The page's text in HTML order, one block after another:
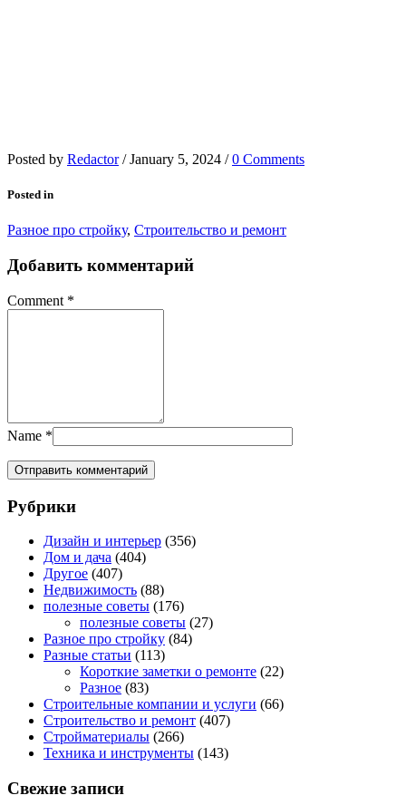
Posted by Redactor / January 5, 2024 / 0 Comments
Posted in
Разное про стройку, Строительство и ремонт
Добавить комментарий
Comment *
Name *
Рубрики
Дизайн и интерьер (356)
Дом и дача (404)
Другое (407)
Недвижимость (88)
полезные советы (176)
полезные советы (27)
Разное про стройку (84)
Разные статьи (113)
Короткие заметки о ремонте (22)
Разное (83)
Строительные компании и услуги (66)
Строительство и ремонт (407)
Стройматериалы (266)
Техника и инструменты (143)
Свежие записи